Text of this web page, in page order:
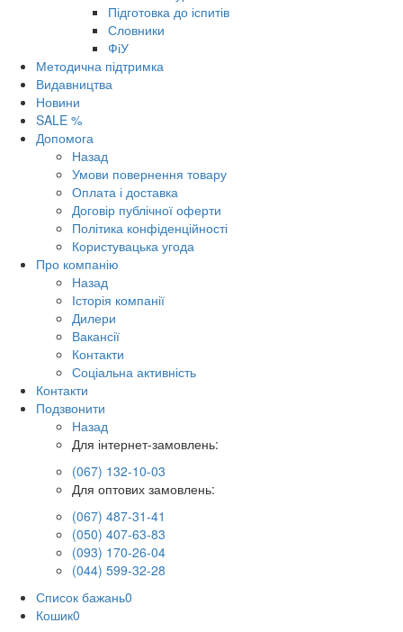
Підготовка до іспитів
Словники
ФіУ
Методична підтримка
Видавництва
Новини
SALE %
Допомога
Назад
Умови повернення товару
Оплата і доставка
Договір публічної оферти
Політика конфіденційності
Користувацька угода
Про компанію
Назад
Історія компанії
Дилери
Вакансії
Контакти
Соціальна активність
Контакти
Подзвонити
Назад
Для інтернет-замовлень:
(067) 132-10-03
Для оптових замовлень:
(067) 487-31-41
(050) 407-63-83
(093) 170-26-04
(044) 599-32-28
Список бажань0
Кошик0